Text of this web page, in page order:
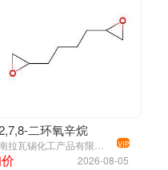
二环氧辛烷
VIP
2026-08-05